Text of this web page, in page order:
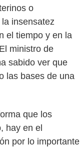
o
insensatez
el tiempo y en la
ministro de
sabido ver que
las bases de una
que los
hay en el
por lo importante